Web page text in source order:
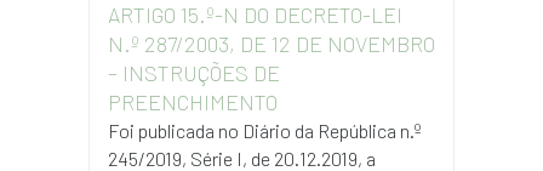
ARTIGO 15.º-N DO DECRETO-LEI
N.º 287/2003, DE 12 DE NOVEMBRO
– INSTRUÇÕES DE
PREENCHIMENTO
Foi publicada no Diário da República n.º
245/2019, Série I, de 20.12.2019, a